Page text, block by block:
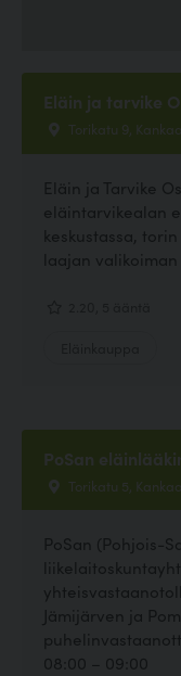
Eläin ja tarvike
Torikatu 9,
Eläin ja Tarvike
eläintarvikealan
keskustassa,
laajan valikoiman
PoSan
Torikatu 5,
PoSan (Pohjois-
Jämijärven ja
08:00 – 09:00